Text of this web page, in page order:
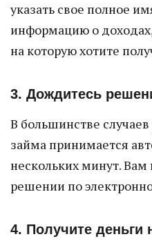
указать свое полное
информацию о
на которую хотите
3. Дождитесь
В большинстве
займа принимается
нескольких минут.
решении по
4. Получите деньги